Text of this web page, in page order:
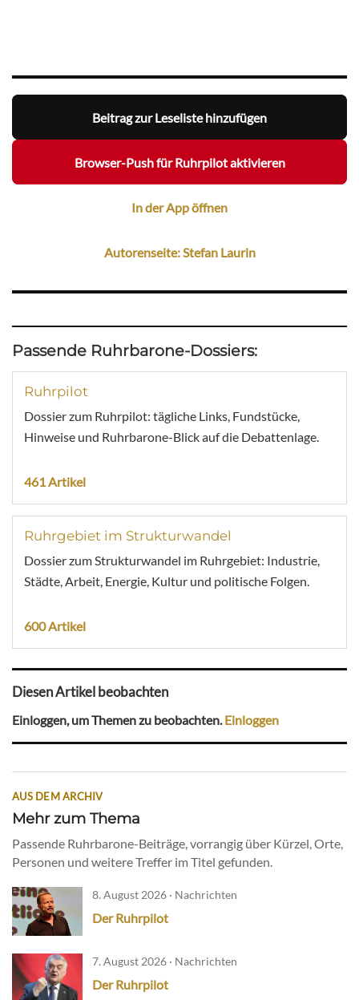
Beitrag zur Leseliste hinzufügen
Browser-Push für Ruhrpilot aktivieren
In der App öffnen
Autorenseite: Stefan Laurin
Passende Ruhrbarone-Dossiers:
Ruhrpilot
Dossier zum Ruhrpilot: tägliche Links, Fundstücke,
Hinweise und Ruhrbarone-Blick auf die Debattenlage.
461 Artikel
Ruhrgebiet im Strukturwandel
Dossier zum Strukturwandel im Ruhrgebiet: Industrie,
Städte, Arbeit, Energie, Kultur und politische Folgen.
600 Artikel
Diesen Artikel beobachten
Einloggen, um Themen zu beobachten.Einloggen
AUS DEM ARCHIV
Mehr zum Thema
Passende Ruhrbarone-Beiträge, vorrangig über Kürzel, Orte,
Personen und weitere Treffer im Titel gefunden.
8. August 2026 · Nachrichten
Der Ruhrpilot
7. August 2026 · Nachrichten
Der Ruhrpilot